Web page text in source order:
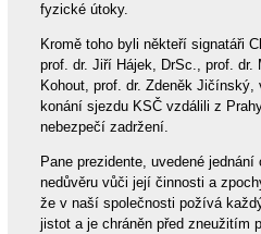
fyzické útoky.
Kromě toho byli někteří signatáři
prof. dr. Jiří Hájek, DrSc., prof. dr.
Kohout, prof. dr. Zdeněk
konání sjezdu KSČ vzdálili z
nebezpečí zadržení.
Pane prezidente, uvedené jednání
nedůvěru vůči její činnosti a
že v naší společnosti požívá
jistot a je chráněn před zneužitím